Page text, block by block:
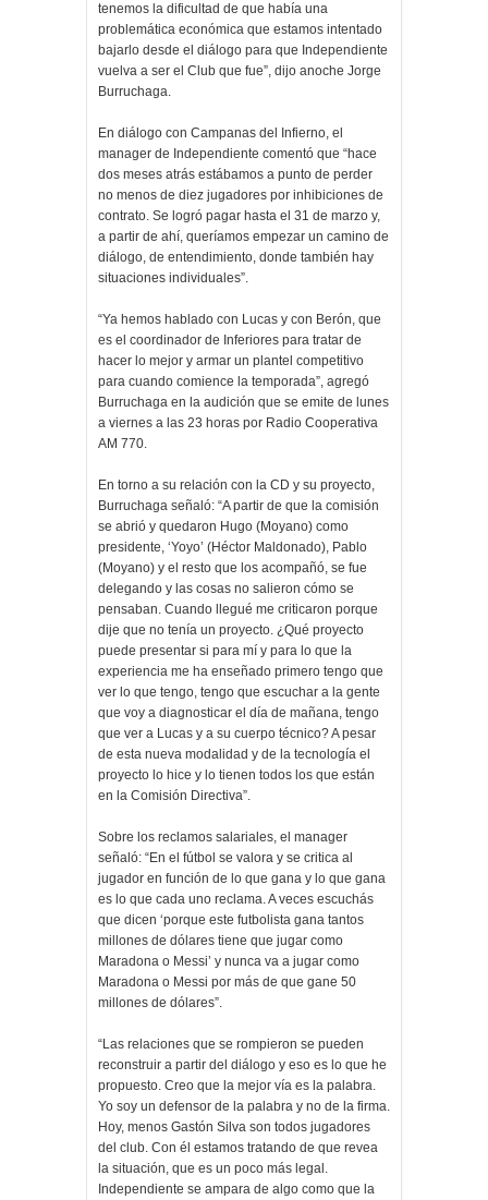
tenemos la dificultad de que había una
problemática económica que estamos intentado
bajarlo desde el diálogo para que Independiente
vuelva a ser el Club que fue”, dijo anoche Jorge
Burruchaga.
En diálogo con Campanas del Infierno, el
manager de Independiente comentó que “hace
dos meses atrás estábamos a punto de perder
no menos de diez jugadores por inhibiciones de
contrato. Se logró pagar hasta el 31 de marzo y,
a partir de ahí, queríamos empezar un camino de
diálogo, de entendimiento, donde también hay
situaciones individuales”.
“Ya hemos hablado con Lucas y con Berón, que
es el coordinador de Inferiores para tratar de
hacer lo mejor y armar un plantel competitivo
para cuando comience la temporada”, agregó
Burruchaga en la audición que se emite de lunes
a viernes a las 23 horas por Radio Cooperativa
AM 770.
En torno a su relación con la CD y su proyecto,
Burruchaga señaló: “A partir de que la comisión
se abrió y quedaron Hugo (Moyano) como
presidente, ‘Yoyo’ (Héctor Maldonado), Pablo
(Moyano) y el resto que los acompañó, se fue
delegando y las cosas no salieron cómo se
pensaban. Cuando llegué me criticaron porque
dije que no tenía un proyecto. ¿Qué proyecto
puede presentar si para mí y para lo que la
experiencia me ha enseñado primero tengo que
ver lo que tengo, tengo que escuchar a la gente
que voy a diagnosticar el día de mañana, tengo
que ver a Lucas y a su cuerpo técnico? A pesar
de esta nueva modalidad y de la tecnología el
proyecto lo hice y lo tienen todos los que están
en la Comisión Directiva”.
Sobre los reclamos salariales, el manager
señaló: “En el fútbol se valora y se critica al
jugador en función de lo que gana y lo que gana
es lo que cada uno reclama. A veces escuchás
que dicen ‘porque este futbolista gana tantos
millones de dólares tiene que jugar como
Maradona o Messi’ y nunca va a jugar como
Maradona o Messi por más de que gane 50
millones de dólares”.
“Las relaciones que se rompieron se pueden
reconstruir a partir del diálogo y eso es lo que he
propuesto. Creo que la mejor vía es la palabra.
Yo soy un defensor de la palabra y no de la firma.
Hoy, menos Gastón Silva son todos jugadores
del club. Con él estamos tratando de que revea
la situación, que es un poco más legal.
Independiente se ampara de algo como que la